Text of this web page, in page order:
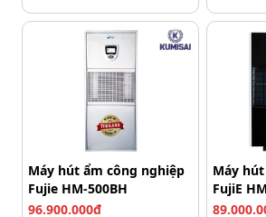
Máy dò kim loại cầm tay Garrett
từ vật liệu chịu lực và chịu nhiệt
trong phạm vi nhiệt độ rộng từ -10°C
Máy hút ẩm công nghiệp
Fujie HM-500BH
96.900.000đ
Máy
FujiE